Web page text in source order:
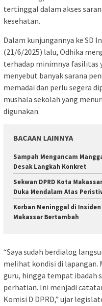
tertinggal dalam akses
kesehatan.
Dalam kunjungannya ke SD
(21/6/2025) lalu, Odhika
terhadap minimnya fasilitas
menyebut banyak sarana
memadai dan perlu segera
mushala sekolah yang
digunakan.
BACAAN LAINNYA
Sampah Mengancam
Desak Langkah Konkret
Sekwan DPRD Kota
Duka Mendalam Atas
Korban Meninggal di
Makassar Bertambah
“Saya sudah berdialog
melihat kondisi di lapangan.
guru, hingga tempat ibadah
perhatian. Ini menjadi
Komisi D DPRD,” ujar